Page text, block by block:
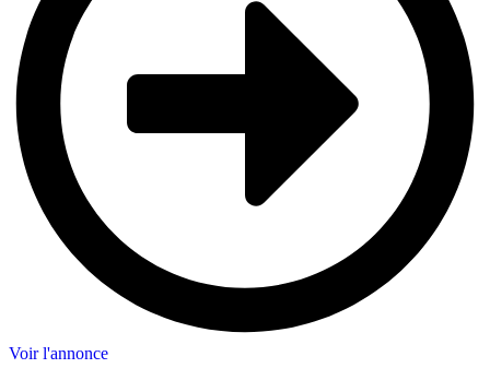
Voir l'annonce